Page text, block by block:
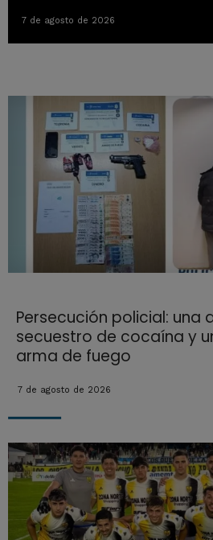
7 de agosto de 2026
Persecución policial: una
secuestro de cocaína y
arma de fuego
7 de agosto de 2026